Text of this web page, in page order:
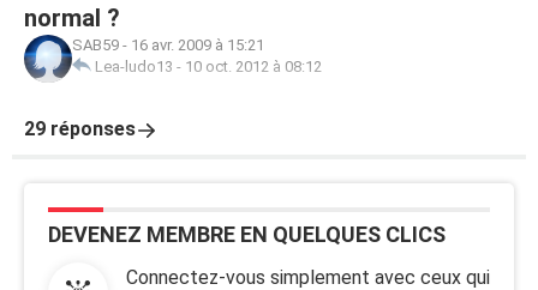
normal ?
SAB59 - 16 avr. 2009 à 15:21
Lea-ludo13 - 10 oct. 2012 à 08:12
29 réponses
DEVENEZ MEMBRE EN QUELQUES CLICS
Connectez-vous simplement avec ceux qui